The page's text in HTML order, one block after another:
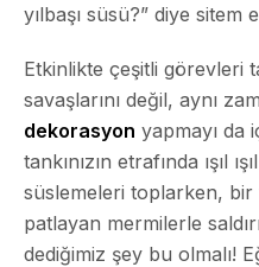
yılbaşı süsü?” diye sitem
Etkinlikte çeşitli görevleri
savaşlarını değil, aynı
dekorasyon yapmayı da
tankınızın etrafında ışıl
süslemeleri toplarken, bir
patlayan mermilerle
dediğimiz şey bu olmalı!